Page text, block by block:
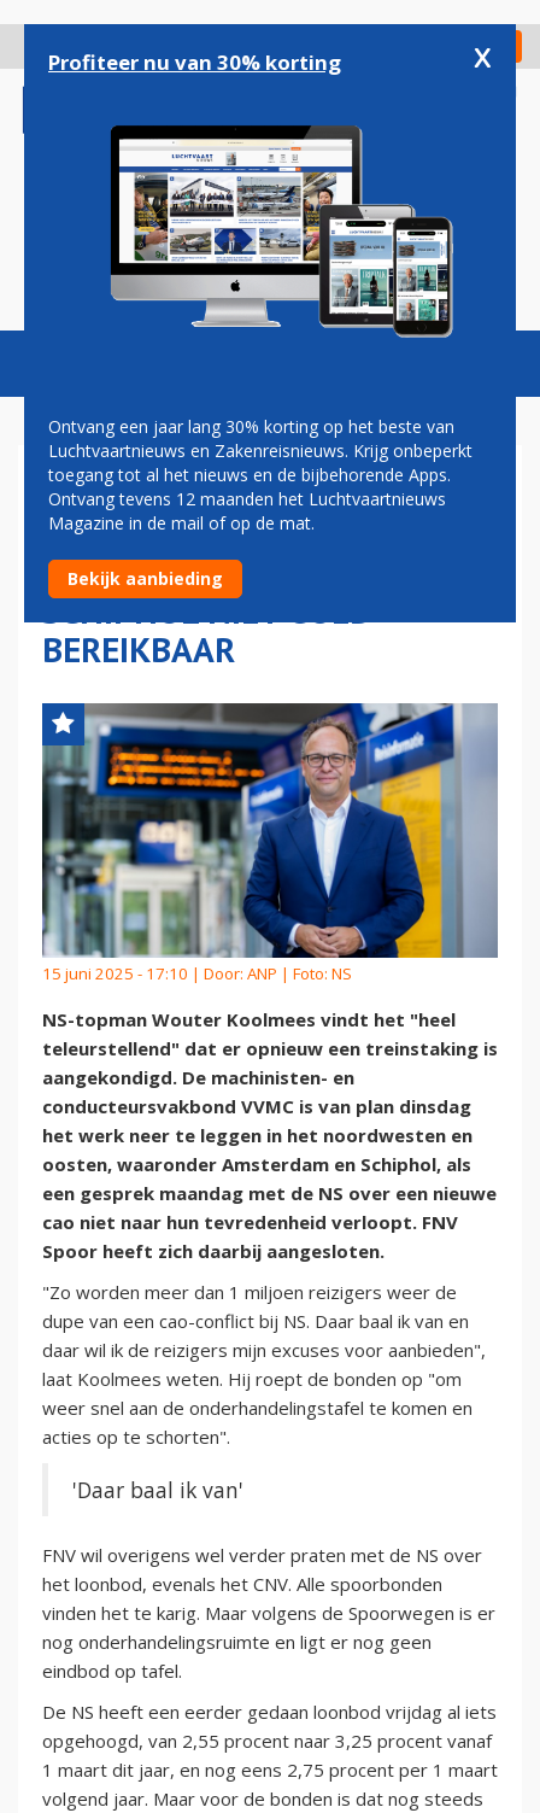
gaan
Check in
Magazine Podcasts Vacatures
KOOLMEES ZWAAR
TELEURGESTELD OVER
NIEUWE TREINSTAKING, OOK
SCHIPHOL NIET GOED
BEREIKBAAR
15 juni 2025 - 17:10 | Door: ANP | Foto: NS
NS-topman Wouter Koolmees vindt het "heel
teleurstellend" dat er opnieuw een treinstaking is
aangekondigd. De machinisten- en
conducteursvakbond VVMC is van plan dinsdag
het werk neer te leggen in het noordwesten en
oosten, waaronder Amsterdam en Schiphol, als
een gesprek maandag met de NS over een nieuwe
cao niet naar hun tevredenheid verloopt. FNV
Spoor heeft zich daarbij aangesloten.
"Zo worden meer dan 1 miljoen reizigers weer de
dupe van een cao-conflict bij NS. Daar baal ik van en
daar wil ik de reizigers mijn excuses voor aanbieden",
laat Koolmees weten. Hij roept de bonden op "om
weer snel aan de onderhandelingstafel te komen en
acties op te schorten".
'Daar baal ik van'
FNV wil overigens wel verder praten met de NS over
het loonbod, evenals het CNV. Alle spoorbonden
vinden het te karig. Maar volgens de Spoorwegen is er
nog onderhandelingsruimte en ligt er nog geen
eindbod op tafel.
De NS heeft een eerder gedaan loonbod vrijdag al iets
opgehoogd, van 2,55 procent naar 3,25 procent vanaf
1 maart dit jaar, en nog eens 2,75 procent per 1 maart
volgend jaar. Maar voor de bonden is dat nog steeds
Profiteer nu van 30% korting x
Ontvang een jaar lang 30% korting op het beste van
Luchtvaartnieuws en Zakenreisnieuws. Krijg onbeperkt
toegang tot al het nieuws en de bijbehorende Apps.
Ontvang tevens 12 maanden het Luchtvaartnieuws
Magazine in de mail of op de mat.
Bekijk aanbieding